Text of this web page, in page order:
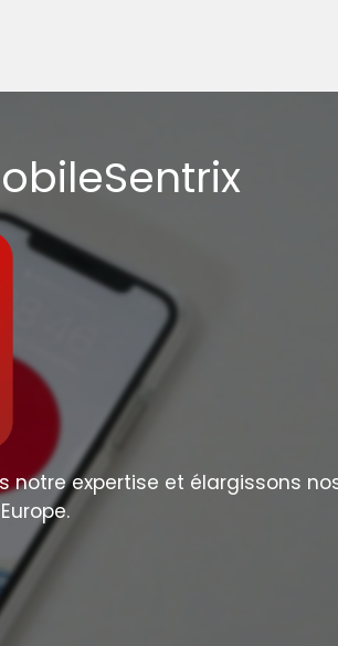
notre expertise et élargissons